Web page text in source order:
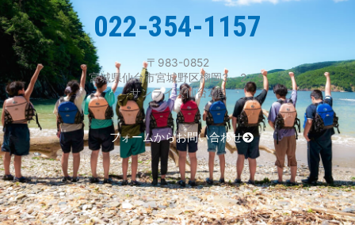
022-354-1157
〒983-0852
宮城県仙台市宮城野区榴岡3－2－5
サンライズ仙台2階​
フォームからお問い合わせ